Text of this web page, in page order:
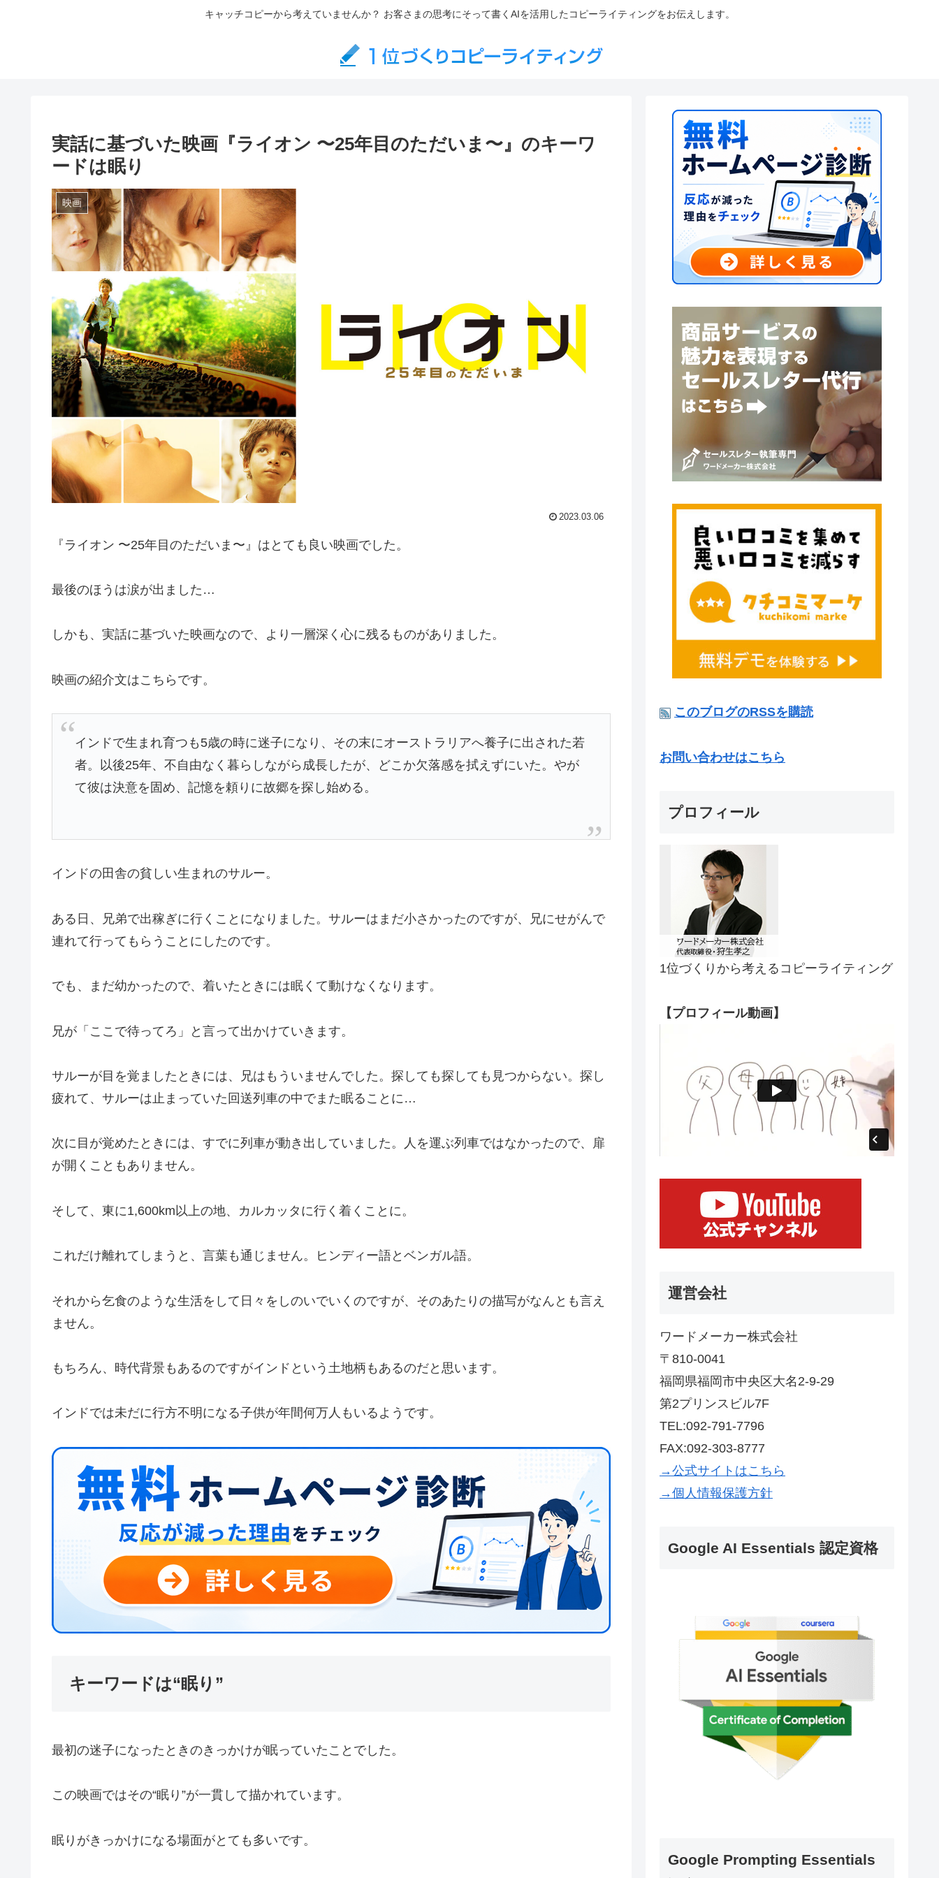
キャッチコピーから考えていませんか？ お客さまの思考にそって書くAIを活用したコピーライティングをお伝えします。
実話に基づいた映画『ライオン 〜25年目のただいま〜』のキーワ
ードは眠り
映画
2023.03.06
『ライオン 〜25年目のただいま〜』はとても良い映画でした。
最後のほうは涙が出ました…
しかも、実話に基づいた映画なので、より一層深く心に残るものがありました。
映画の紹介文はこちらです。
インドで生まれ育つも5歳の時に迷子になり、その末にオーストラリアへ養子に出された若
者。以後25年、不自由なく暮らしながら成長したが、どこか欠落感を拭えずにいた。やが
て彼は決意を固め、記憶を頼りに故郷を探し始める。
インドの田舎の貧しい生まれのサルー。
ある日、兄弟で出稼ぎに行くことになりました。サルーはまだ小さかったのですが、兄にせがんで
連れて行ってもらうことにしたのです。
でも、まだ幼かったので、着いたときには眠くて動けなくなります。
兄が「ここで待ってろ」と言って出かけていきます。
サルーが目を覚ましたときには、兄はもういませんでした。探しても探しても見つからない。探し
疲れて、サルーは止まっていた回送列車の中でまた眠ることに…
次に目が覚めたときには、すでに列車が動き出していました。人を運ぶ列車ではなかったので、扉
が開くこともありません。
そして、東に1,600km以上の地、カルカッタに行く着くことに。
これだけ離れてしまうと、言葉も通じません。ヒンディー語とベンガル語。
それから乞食のような生活をして日々をしのいでいくのですが、そのあたりの描写がなんとも言え
ません。
もちろん、時代背景もあるのですがインドという土地柄もあるのだと思います。
インドでは未だに行方不明になる子供が年間何万人もいるようです。
キーワードは“眠り”
最初の迷子になったときのきっかけが眠っていたことでした。
この映画ではその“眠り”が一貫して描かれています。
眠りがきっかけになる場面がとても多いです。
このブログのRSSを購読
お問い合わせはこちら
プロフィール
1位づくりから考えるコピーライティング
【プロフィール動画】
運営会社
ワードメーカー株式会社
〒810-0041
福岡県福岡市中央区大名2-9-29
第2プリンスビル7F
TEL:092-791-7796
FAX:092-303-8777
→公式サイトはこちら
→個人情報保護方針
Google AI Essentials 認定資格
Google Prompting Essentials